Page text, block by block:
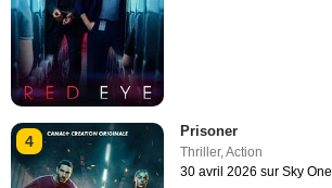
4
Prisoner
Thriller,Action
30 avril 2026 sur Sky One